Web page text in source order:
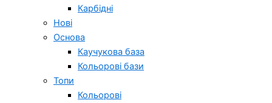
Карбідні
Нові
Основа
Каучукова база
Кольорові бази
Топи
Кольорові